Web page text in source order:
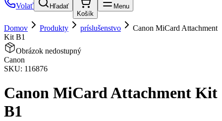
Volať
Hľadať
Košík
Menu
Domov Produkty príslušenstvo
Canon MiCard Attachment
Kit B1
Obrázok nedostupný
Canon
SKU: 116876
Canon MiCard Attachment Kit
B1